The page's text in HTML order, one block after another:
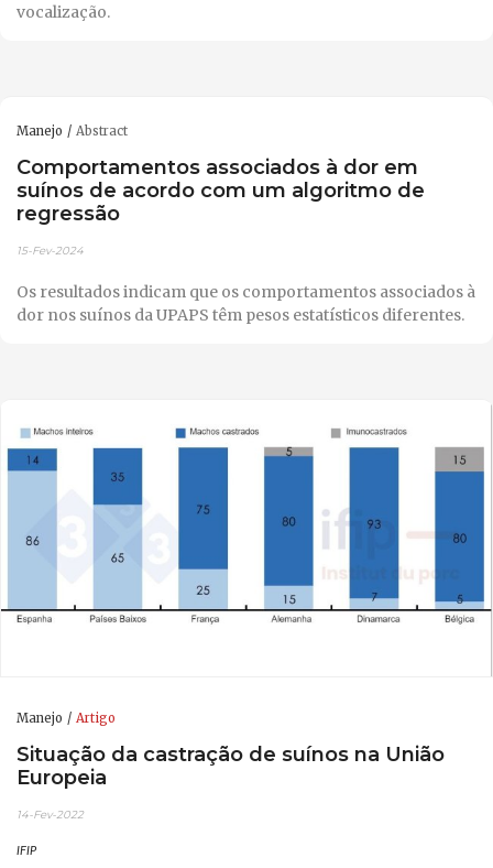
vocalização.
Manejo Abstract
Comportamentos associados à dor em
suínos de acordo com um algoritmo de
regressão
15-Fev-2024
Os resultados indicam que os comportamentos associados à
dor nos suínos da UPAPS têm pesos estatísticos diferentes.
Manejo Artigo
Situação da castração de suínos na União
Europeia
14-Fev-2022
IFIP